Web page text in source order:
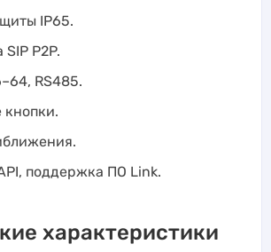
IP65.
P2P.
RS485.
поддержка ПО Link.
характеристики